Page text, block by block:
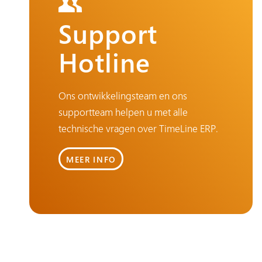
Support
Hotline
Ons ontwikkelingsteam en ons
supportteam helpen u met alle
technische vragen over TimeLine ERP.
MEER INFO